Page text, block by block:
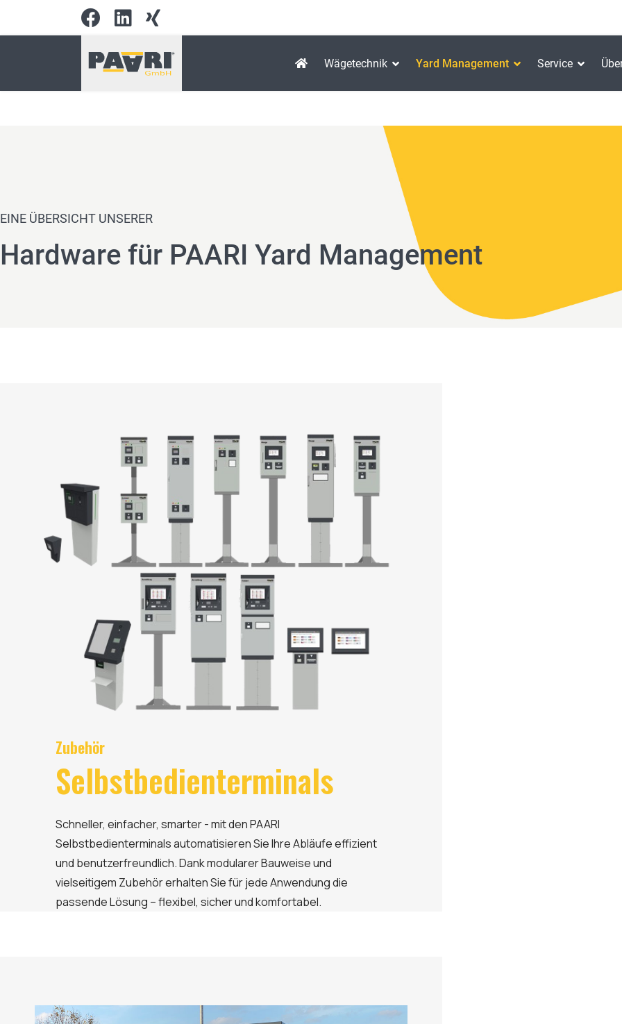
Wägetechnik Yard Management Service
EINE ÜBERSICHT UNSERER
Hardware für PAARI Yard Management
Zubehör
Selbstbedienterminals
Schneller, einfacher, smarter - mit den PAARI
Selbstbedienterminals automatisieren Sie Ihre Abläufe effizient
und benutzerfreundlich. Dank modularer Bauweise und
vielseitigem Zubehör erhalten Sie für jede Anwendung die
passende Lösung – flexibel, sicher und komfortabel.